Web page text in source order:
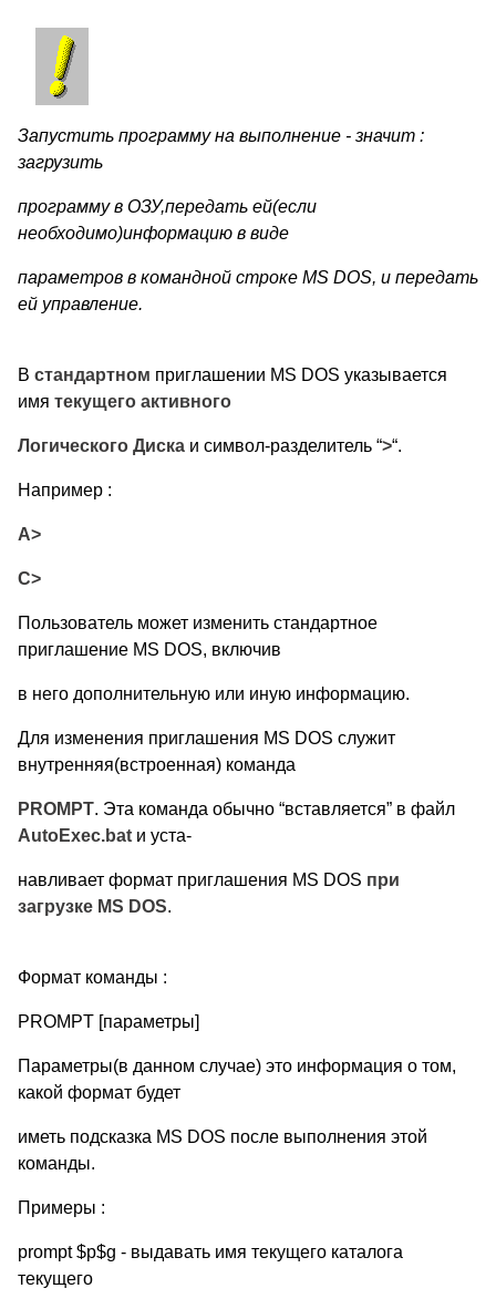
Запустить программу на выполнение - значит :
загрузить
программу в ОЗУ,передать ей(если
необходимо)информацию в виде
параметров в командной строке MS DOS, и передать
ей управление.
В стандартном приглашении MS DOS указывается
имя текущего активного
Логического Диска и символ-разделитель “>“.
Например :
A>
C>
Пользователь может изменить стандартное
приглашение MS DOS, включив
в него дополнительную или иную информацию.
Для изменения приглашения MS DOS служит
внутренняя(встроенная) команда
PROMPT. Эта команда обычно “вставляется” в файл
AutoExec.bat и уста-
навливает формат приглашения MS DOS при
загрузке MS DOS.
Формат команды :
PROMPT [параметры]
Параметры(в данном случае) это информация о том,
какой формат будет
иметь подсказка MS DOS после выполнения этой
команды.
Примеры :
prompt $p$g - выдавать имя текущего каталога
текущего